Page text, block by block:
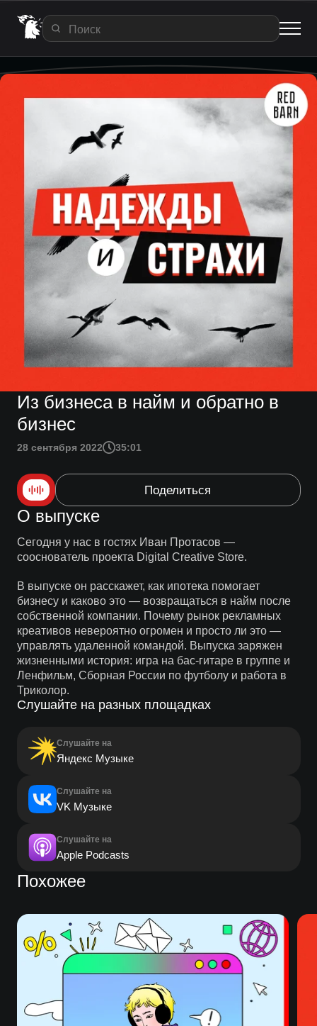
Из бизнеса в найм и обратно в
бизнес
28 сентября 2022 35:01
Поделиться
О выпуске
Сегодня у нас в гостях Иван Протасов —
сооснователь проекта Digital Creative Store.
В выпуске он расскажет, как ипотека помогает
бизнесу и каково это — возвращаться в найм после
собственной компании. Почему рынок рекламных
креативов невероятно огромен и просто ли это —
управлять удаленной командой. Выпуска заряжен
жизненными история: игра на бас-гитаре в группе и
Ленфильм, Сборная России по футболу и работа в
Триколор.
Слушайте на разных площадках
Слушайте на
Яндекс Музыке
Слушайте на
VK Музыке
Слушайте на
Apple Podcasts
Похожее